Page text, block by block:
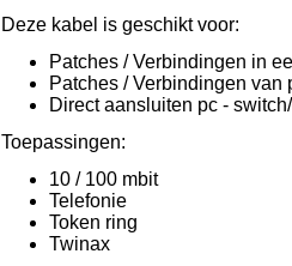
Deze kabel is geschikt voor:
Patches / Verbindingen in
Patches / Verbindingen van
Direct aansluiten pc -
Toepassingen:
10 / 100 mbit
Telefonie
Token ring
Twinax